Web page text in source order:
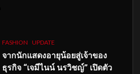
FASHION UPDATE
จากนักแสดงอายุน้อยสู่เจ้าของ
ธุรกิจ “เจมีไนน์ นรวิชญ์” เปิดตัว